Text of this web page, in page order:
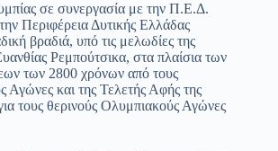
σε συνεργασία με την Π.Ε.Δ.
Περιφέρεια Δυτικής Ελλάδας
βραδιά, υπό τις μελωδίες της
Ρεμπούτσικα, στα πλαίσια των
των 2800 χρόνων από τους
Αγώνες και της Τελετής Αφής της
τους θερινούς Ολυμπιακούς Αγώνες